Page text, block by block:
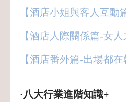
【酒店小姐與客人互動
【酒店人際關係篇-女人
【酒店番外篇-出場都在
·八大行業進階知識+